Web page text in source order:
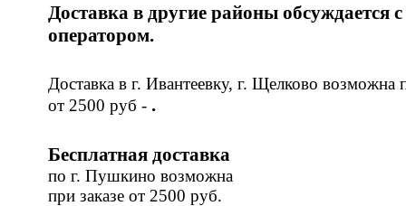
Доставка в другие районы обсуждается с
оператором.
Доставка в г. Ивантеевку, г. Щелково возможна
от 2500 руб - .
Бесплатная доставка
по г. Пушкино возможна
при заказе от 2500 руб.